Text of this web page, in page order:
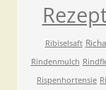
Ribiselsaft
Rindenmulch
Rispenhortensie